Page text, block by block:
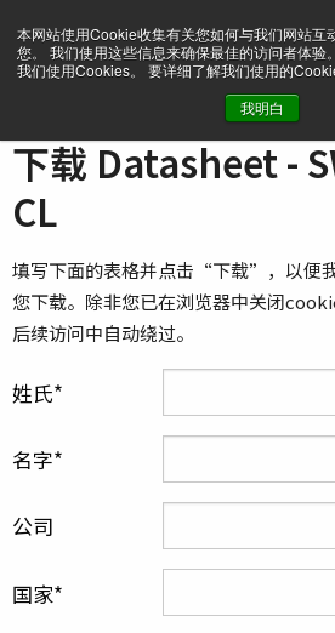
本网站使用Cookie收集有关您如何与我们网站互
您。 我们使用这些信息来确保最佳的访问者体验
我们使用Cookies。 要详细了解我们使用的
我明白
下载 Datasheet -
CL
填写下面的表格并点击“下载”，以便
您下载。除非您已在浏览器中关闭
后续访问中自动绕过。
姓氏
名字
公司
国家